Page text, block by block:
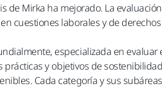
de Mirka ha mejorado. La
cuestiones laborales y de
especializada en
y objetivos de
Cada categoría y sus